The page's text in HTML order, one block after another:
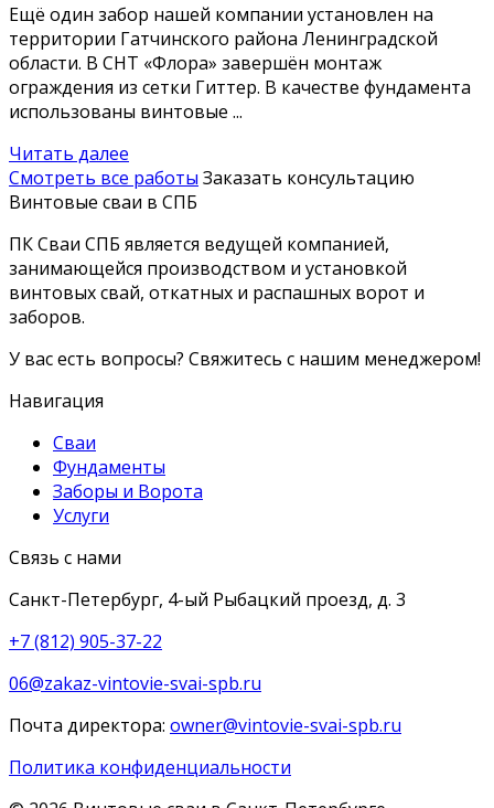
Ещё один забор нашей компании установлен на
территории Гатчинского района Ленинградской
области. В СНТ «Флора» завершён монтаж
ограждения из сетки Гиттер. В качестве фундамента
использованы винтовые ...
Читать далее
Смотреть все работы Заказать консультацию
Винтовые сваи в СПБ
ПК Сваи СПБ является ведущей компанией,
занимающейся производством и установкой
винтовых свай, откатных и распашных ворот и
заборов.
У вас есть вопросы? Свяжитесь с нашим менеджером!
Навигация
Сваи
Фундаменты
Заборы и Ворота
Услуги
Связь с нами
Санкт-Петербург, 4-ый Рыбацкий проезд, д. 3
+7 (812) 905-37-22
06@zakaz-vintovie-svai-spb.ru
Почта директора: owner@vintovie-svai-spb.ru
Политика конфиденциальности